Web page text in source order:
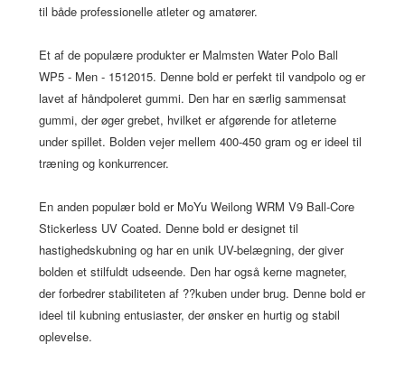
til både professionelle atleter og amatører.
Et af de populære produkter er Malmsten Water Polo Ball
WP5 - Men - 1512015. Denne bold er perfekt til vandpolo og er
lavet af håndpoleret gummi. Den har en særlig sammensat
gummi, der øger grebet, hvilket er afgørende for atleterne
under spillet. Bolden vejer mellem 400-450 gram og er ideel til
træning og konkurrencer.
En anden populær bold er MoYu Weilong WRM V9 Ball-Core
Stickerless UV Coated. Denne bold er designet til
hastighedskubning og har en unik UV-belægning, der giver
bolden et stilfuldt udseende. Den har også kerne magneter,
der forbedrer stabiliteten af ??kuben under brug. Denne bold er
ideel til kubning entusiaster, der ønsker en hurtig og stabil
oplevelse.